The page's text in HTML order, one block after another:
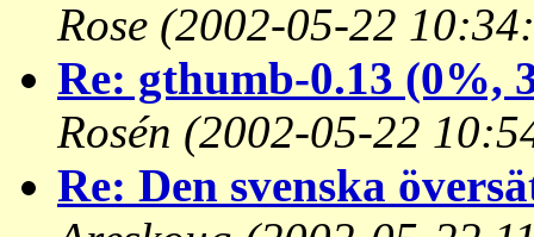
Rose (2002-05-22
Re: gthumb-0.13 (0%,
Rosén (2002-05-22
Re: Den svenska